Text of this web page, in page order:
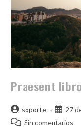
Praesent
soporte 27
Sin comentarios